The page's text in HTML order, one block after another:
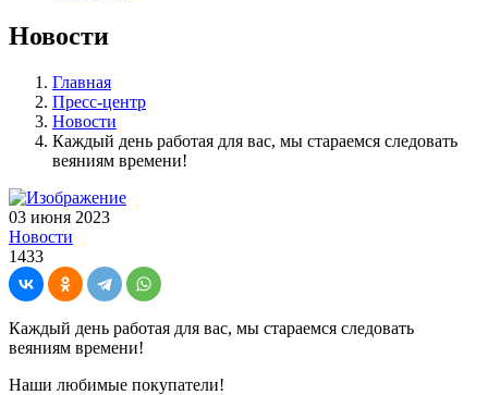
Новости
Главная
Пресс-центр
Новости
Каждый день работая для вас, мы стараемся следовать
веяниям времени!
03 июня 2023
Новости
1433
Каждый день работая для вас, мы стараемся следовать
веяниям времени!
Наши любимые покупатели!